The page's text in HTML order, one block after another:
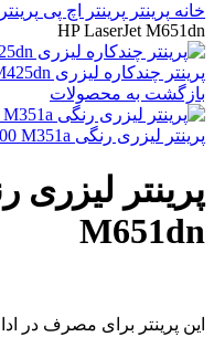
خانه پرینتر پرینتر اچ پی
HP LaserJet M651dn
پرینتر چندکاره لیزری HP LaserJet 400 MFP M425dn
بازگشت به محصولات
پرینتر لیزری رنگی HP LaserJet 300 M351a
M651dn
این پرینتر برای مصرف در